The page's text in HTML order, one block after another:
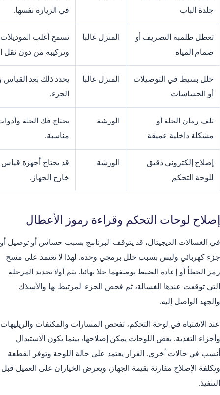
جلدة الباب
في الزيارة نفسها.
تعطل طلمبة التصريف أو
صمام المياه
المنزل غالبا
تسمح أغلب
وتركيبه من دون نقل
خلل بسيط في التوصيلات
أو الحساسات
المنزل غالبا
يحدد ذلك بعد القياس
الجزء.
تلف رمان الحلة أو
مشكلة داخلية عميقة
الورشة
يحتاج فك الحلة
مناسبة.
إصلاح إلكتروني دقيق
للوحة التحكم
الورشة
قد يحتاج أجهزة قياس
خارج الجهاز.
إصلاح لوحات التحكم وقراءة رموز الأعطال
في الغسالات الديجيتال، قد يتوقف البرنامج بسبب حساس أو توصيل أو
جزء كهربائي وليس بسبب خلل برمجي وحده. لهذا لا نعتمد على مسح
رمز الخطأ أو إعادة الضبط بوصفهما حلا نهائيا. يتم أولا تحديد المرحلة
التي توقفت عندها الغسالة، ثم فحص الجزء المرتبط بها والأسلاك
والجهد الواصل إليه.
عند الاشتباه في لوحة التحكم، تفحص المسارات والمكثفات والريليهات
وأجزاء التغذية. بعض اللوحات يمكن إصلاحها، بينما يكون الاستبدال
أنسب في حالات أخرى. القرار يعتمد على حالة اللوحة وتوفر القطعة
وتكلفة الإصلاح مقارنة بقيمة الجهاز، ويعرض الخياران على العميل قبل
التنفيذ.